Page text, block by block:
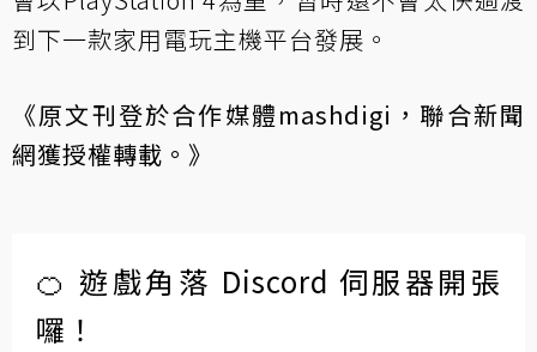
到下一款家用電玩主機平台發展。
《原文刊登於合作媒體mashdigi ，聯合新聞
網獲授權轉載。》
🍊 遊戲角落 Discord 伺服器開張
囉！